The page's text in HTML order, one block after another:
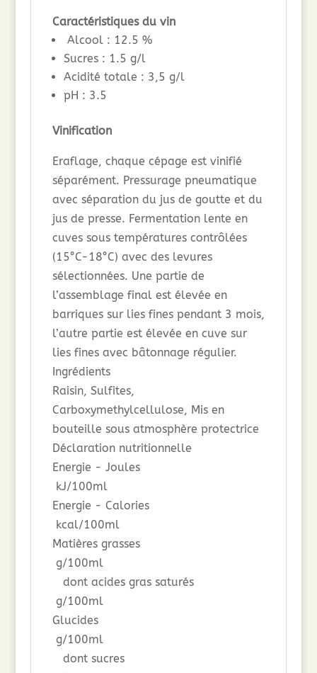
Caractéristiques du vin
Alcool : 12.5 %
Sucres : 1.5 g/l
Acidité totale : 3,5 g/l
pH : 3.5
Vinification
Eraflage, chaque cépage est vinifié
séparément. Pressurage pneumatique
avec séparation du jus de goutte et du
jus de presse. Fermentation lente en
cuves sous températures contrôlées
(15°C-18°C) avec des levures
sélectionnées. Une partie de
l’assemblage final est élevée en
barriques sur lies fines pendant 3 mois,
l’autre partie est élevée en cuve sur
lies fines avec bâtonnage régulier.
Ingrédients
Raisin, Sulfites,
Carboxymethylcellulose, Mis en
bouteille sous atmosphère protectrice
Déclaration nutritionnelle
Energie - Joules
kJ/100ml
Energie - Calories
kcal/100ml
Matières grasses
g/100ml
dont acides gras saturés
g/100ml
Glucides
g/100ml
dont sucres